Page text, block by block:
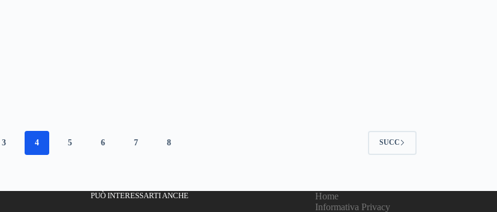
3 4 5 6 7 8 SUCC
PUÒ INTERESSARTI ANCHE
Home
Informativa Privacy